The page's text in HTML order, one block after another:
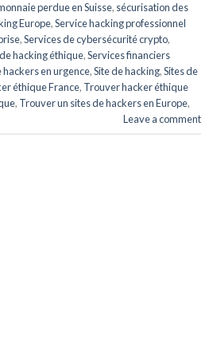
perdue en Suisse, sécurisation des
Europe,Service hacking professionnel
,Services de cybersécurité crypto,
hacking éthique,Services financiers
hackers en urgence,Site de hacking,Sites de
éthique France, Trouver hacker éthique
, Trouver un sites de hackers en Europe,
Leave a comment